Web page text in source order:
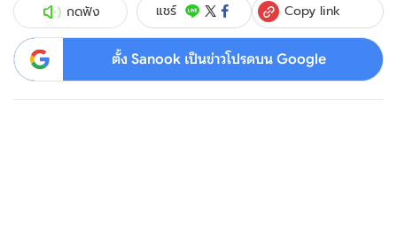
กดฟัง แชร์ Copy link
ตั้ง Sanook เป็นข่าวโปรดบน Google